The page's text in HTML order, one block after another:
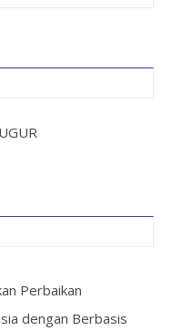
Perbaikan
dengan Berbasis